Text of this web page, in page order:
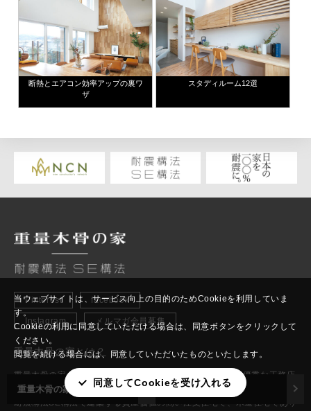
当ウェブサイトは、サービス向上の目的のためCookieを利用していま
す。
Cookieの利用に同意していただける場合は、同意ボタンをクリックして
ください。
閲覧を続ける場合には、同意していただいたものといたします。
同意してCookieを受け入れる
重量木骨の家とは？ 建築会社を探す
断熱とエアコン効率アップの裏ワ
ザ
スタディルーム12選
Pinterest facebook
Instagram メルマガ会員募集
重量木骨の家とは？
重量木骨の家とは、約600社あるSE構法登録施工店の中で優秀な工務店
約60社を選抜した優良工務店が建てた家の総称です。重量木骨の家は、
耐震構法SE構法で建築する資産価値の高い注文住宅で、木造住宅であり